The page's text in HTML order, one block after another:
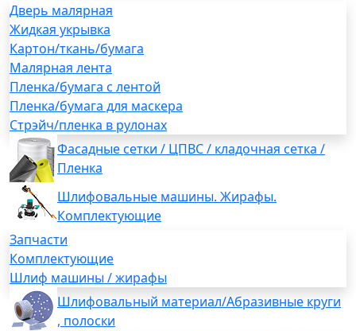
Дверь малярная
Жидкая укрывка
Картон/ткань/бумага
Малярная лента
Пленка/бумага с лентой
Пленка/бумага для маскера
Стрэйч/пленка в рулонах
Фасадные сетки / ЦПВС / кладочная сетка /
Пленка
Шлифовальные машины. Жирафы.
Комплектующие
Запчасти
Комплектующие
Шлиф машины / жирафы
Шлифовальный материал/Абразивные круги
, полоски